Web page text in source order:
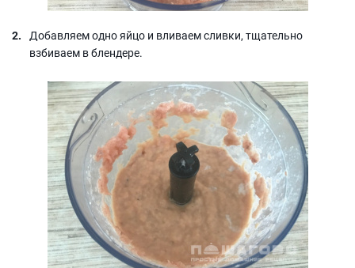
Добавляем одно яйцо и вливаем сливки, тщательно
взбиваем в блендере.